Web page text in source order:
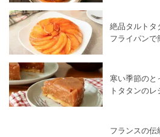
絶品タルトタ
フライパンで
寒い季節のと
トタタンのレ
フランスの伝